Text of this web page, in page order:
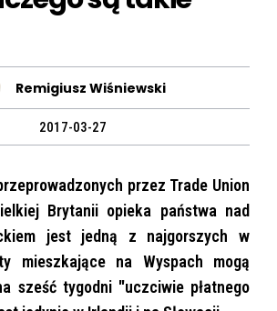
Remigiusz Wiśniewski
2017-03-27
przez Trade Union
Brytanii opieka państwa nad
jest jedną z najgorszych w
mieszkające na Wyspach mogą
sześć tygodni "uczciwie płatnego